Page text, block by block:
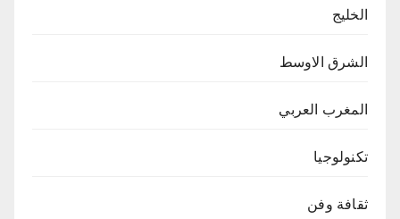
الخليج
الشرق الاوسط
المغرب العربي
تكنولوجيا
ثقافة وفن